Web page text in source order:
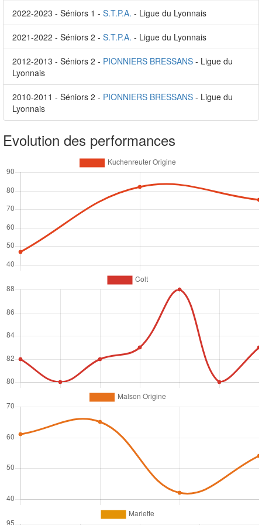
2022-2023 - Séniors 1 - S.T.P.A. - Ligue du Lyonnais
2021-2022 - Séniors 2 - S.T.P.A. - Ligue du Lyonnais
2012-2013 - Séniors 2 - PIONNIERS BRESSANS - Ligue du
Lyonnais
2010-2011 - Séniors 2 - PIONNIERS BRESSANS - Ligue du
Lyonnais
Evolution des performances